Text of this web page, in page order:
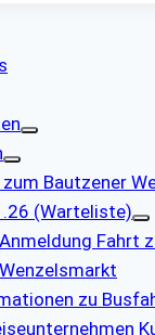
Bautzener
(Warteliste)
Anmeldung Fahrt
Wenzelsmarkt
zu